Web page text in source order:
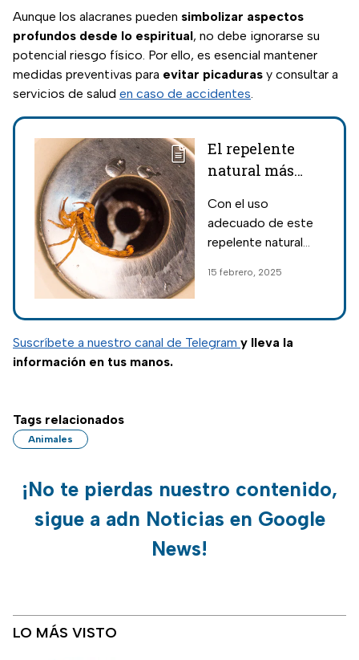
Aunque los alacranes pueden simbolizar aspectos
profundos desde lo espiritual, no debe ignorarse su
potencial riesgo físico. Por ello, es esencial mantener
medidas preventivas para evitar picaduras y consultar a
servicios de salud en caso de accidentes.
El repelente
natural más
esparcir en casa
y alejar a los
culebras
Con el uso
adecuado de este
repelente natural
alacranes y culebras,
de un ambiente más
seguro y libre de
15 febrero, 2025
Suscríbete a nuestro canal de Telegram y lleva la
información en tus manos.
Tags relacionados
Animales
¡No te pierdas nuestro contenido,
sigue a adn Noticias en Google
News!
LO MÁS VISTO